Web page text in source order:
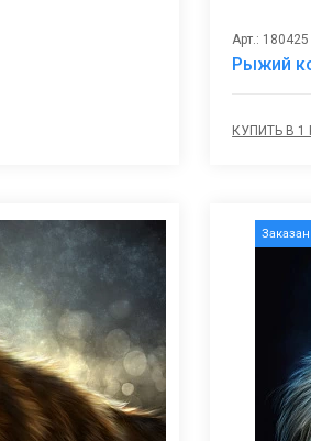
Арт.: 180425
Рыжий
КУПИТЬ В 1